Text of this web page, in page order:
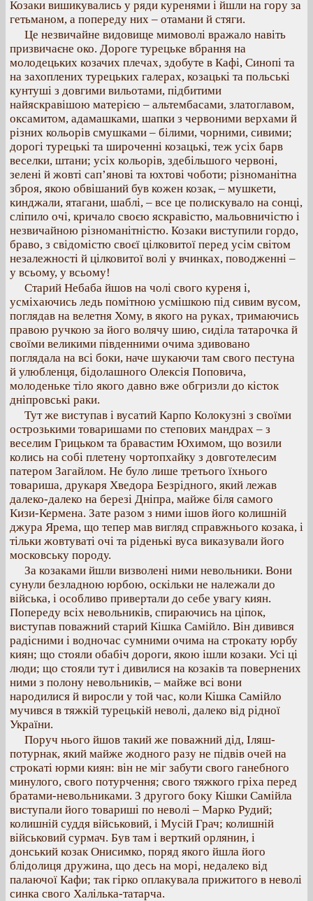
Козаки вишикувались у ряди куренями і йшли на гору за
гетьманом, а попереду них – отамани й стяги.
Це незвичайне видовище мимоволі вражало навіть
призвичаєне око. Дороге турецьке вбрання на
молодецьких козачих плечах, здобуте в Кафі, Синопі та
на захоплених турецьких галерах, козацькі та польські
кунтуші з довгими вильотами, підбитими
найяскравішою матерією – альтембасами, златоглавом,
оксамитом, адамашками, шапки з червоними верхами й
різних кольорів смушками – білими, чорними, сивими;
дорогі турецькі та широченні козацькі, теж усіх барв
веселки, штани; усіх кольорів, здебільшого червоні,
зелені й жовті сап’янові та юхтові чоботи; різноманітна
зброя, якою обвішаний був кожен козак, – мушкети,
кинджали, ятагани, шаблі, – все це полискувало на сонці,
сліпило очі, кричало своєю яскравістю, мальовничістю і
незвичайною різноманітністю. Козаки виступили гордо,
браво, з свідомістю своєї цілковитої перед усім світом
незалежності й цілковитої волі у вчинках, поводженні –
у всьому, у всьому!
Старий Небаба йшов на чолі свого куреня і,
усміхаючись ледь помітною усмішкою під сивим вусом,
поглядав на велетня Хому, в якого на руках, тримаючись
правою ручкою за його волячу шию, сиділа татарочка й
своїми великими південними очима здивовано
поглядала на всі боки, наче шукаючи там свого пестуна
й улюбленця, бідолашного Олексія Поповича,
молоденьке тіло якого давно вже обгризли до кісток
дніпровські раки.
Тут же виступав і вусатий Карпо Колокузні з своїми
острозькими товаришами по степових мандрах – з
веселим Грицьком та бравастим Юхимом, що возили
колись на собі плетену чортопхайку з довготелесим
патером Загайлом. Не було лише третього їхнього
товариша, друкаря Хведора Безрідного, який лежав
далеко-далеко на березі Дніпра, майже біля самого
Кизи-Кермена. Зате разом з ними ішов його колишній
джура Ярема, що тепер мав вигляд справжнього козака, і
тільки жовтуваті очі та ріденькі вуса виказували його
московську породу.
За козаками йшли визволені ними невольники. Вони
сунули безладною юрбою, оскільки не належали до
війська, і особливо привертали до себе увагу киян.
Попереду всіх невольників, спираючись на ціпок,
виступав поважний старий Кішка Самійло. Він дивився
радісними і водночас сумними очима на строкату юрбу
киян; що стояли обабіч дороги, якою ішли козаки. Усі ці
люди; що стояли тут і дивилися на козаків та повернених
ними з полону невольників, – майже всі вони
народилися й виросли у той час, коли Кішка Самійло
мучився в тяжкій турецькій неволі, далеко від рідної
України.
Поруч нього йшов такий же поважний дід, Іляш-
потурнак, який майже жодного разу не підвів очей на
строкаті юрми киян: він не міг забути свого ганебного
минулого, свого потурчення; свого тяжкого гріха перед
братами-невольниками. З другого боку Кішки Самійла
виступали його товариші по неволі – Марко Рудий;
колишній суддя військовий, і Мусій Грач; колишній
військовий сурмач. Був там і верткий орлянин, і
донський козак Онисимко, поряд якого йшла його
блідолиця дружина, що десь на морі, недалеко від
палаючої Кафи; так гірко оплакувала прижитого в неволі
синка свого Халілька-татарча.